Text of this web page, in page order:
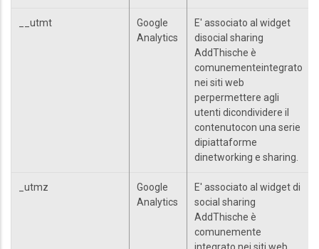
__utmt
Google
Analytics
E' associato al widget
disocial sharing
AddThische è
comunementeintegrato
nei siti web
perpermettere agli
utenti dicondividere il
contenutocon una serie
dipiattaforme
dinetworking e sharing.
_utmz
Google
Analytics
E' associato al widget di
social sharing
AddThische è
comunemente